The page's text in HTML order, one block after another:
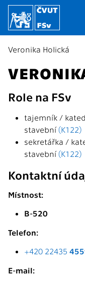
Veronika Holická
Role na FSv
tajemník /
stavební(K122)
sekretářka /
stavební(K122)
Kontaktní
Místnost:
B-520
Telefon:
+420 22435
E-mail: